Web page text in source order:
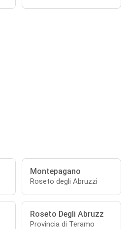
Montepagano
Roseto degli Abruzzi
Roseto Degli Abruzz
Provincia di Teramo